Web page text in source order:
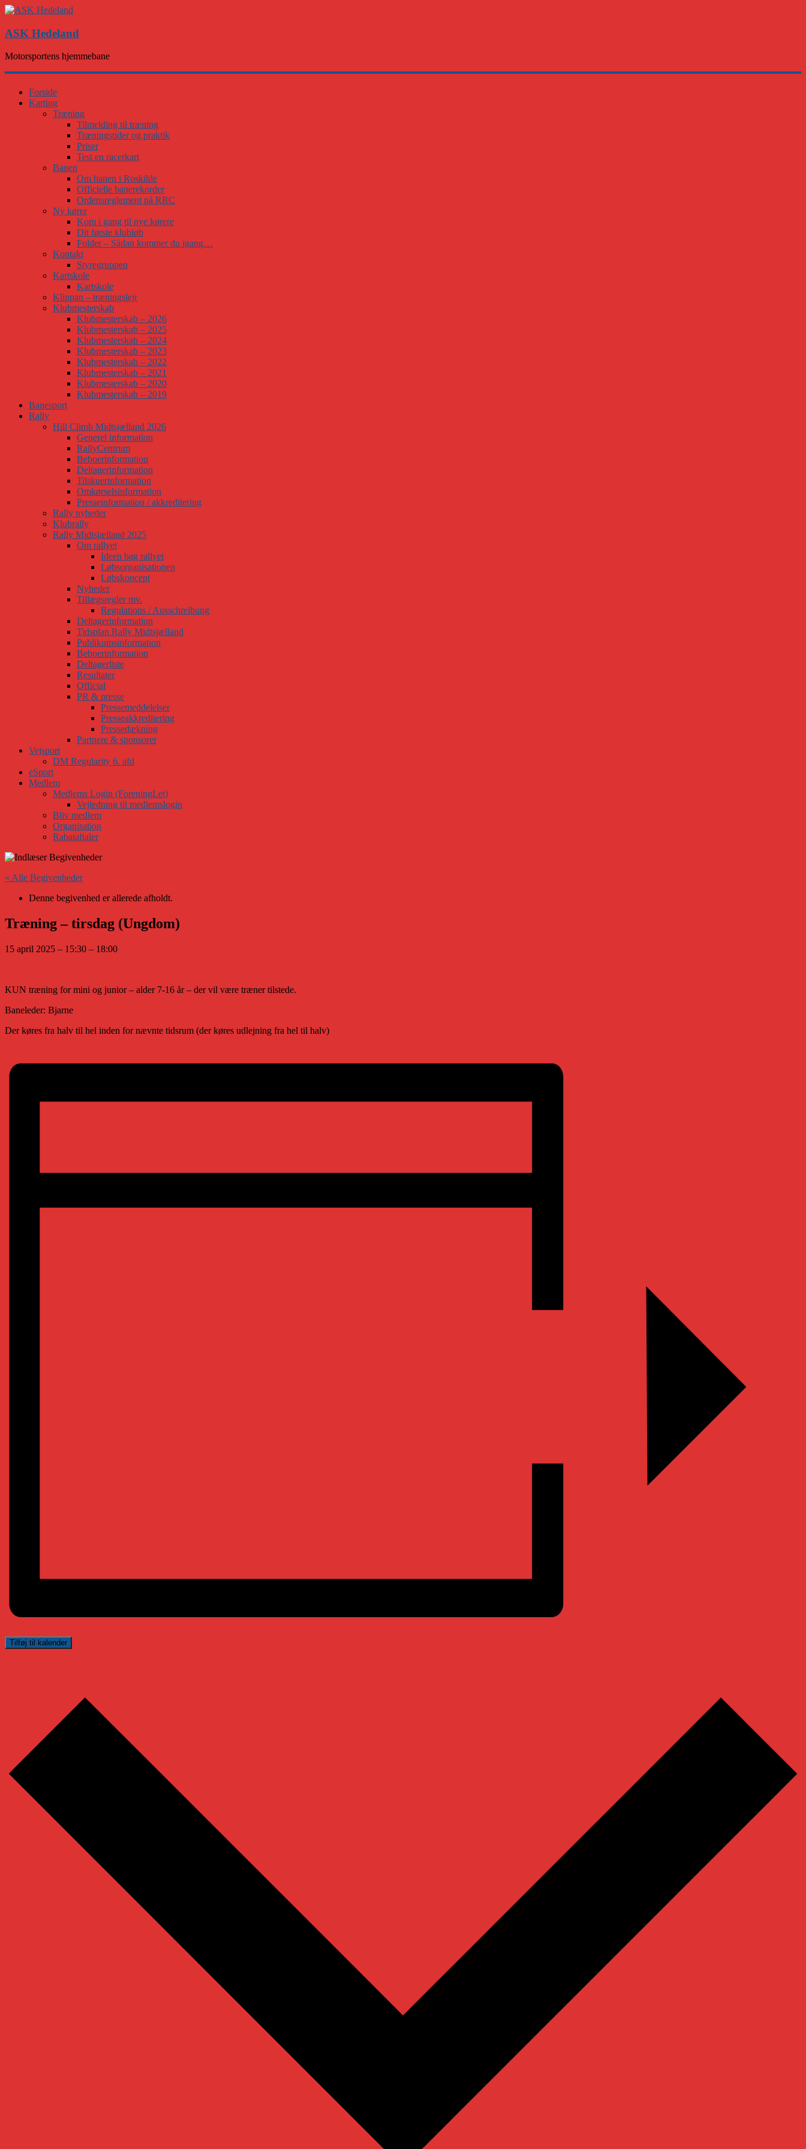
ASK Hedeland
Motorsportens hjemmebane
Forside
Karting
Træning
Tilmelding til træning
Træningstider og praktik
Priser
Test en racerkart
Banen
Om banen i Roskilde
Officielle banerekorder
Ordensreglement på RRC
Ny kører
Kom i gang til nye kørere
Dit første klubløb
Folder – Sådan kommer du igang…
Kontakt
Styregruppen
Kartskole
Kartskole
Klippan – træningslejr
Klubmesterskab
Klubmesterskab – 2026
Klubmesterskab – 2025
Klubmesterskab – 2024
Klubmesterskab – 2023
Klubmesterskab – 2022
Klubmesterskab – 2021
Klubmesterskab – 2020
Klubmesterskab – 2019
Banesport
Rally
Hill Climb Midtsjælland 2026
Generel information
RallyCentrum
Beboerinformation
Deltagerinformation
Tilskuerinformation
Omkørselsinformation
Presseinformation / akkreditering
Rally nyheder
Klubrally
Rally Midtsjælland 2025
Om rallyet
Ideen bag rallyet
Løbsorganisationen
Løbskoncept
Nyheder
Tillægsregler mv.
Regulations / Ausschreibung
Deltagerinformation
Tidsplan Rally Midtsjælland
Publikumsinformation
Beboerinformation
Deltagerliste
Resultater
Official
PR & presse
Pressemeddelelser
Presseakkreditering
Pressedækning
Partnere & sponsorer
Vejsport
DM Regularity 6. afd
eSport
Medlem
Medlems Login (ForeningLet)
Vejledning til medlemslogin
Bliv medlem
Organisation
Rabataftaler
« Alle Begivenheder
Denne begivenhed er allerede afholdt.
Træning – tirsdag (Ungdom)
15 april 2025 – 15:30 – 18:00
KUN træning for mini og junior – alder 7-16 år – der vil være træner tilstede.
Baneleder: Bjarne
Der køres fra halv til hel inden for nævnte tidsrum (der køres udlejning fra hel til halv)
Tilføj til kalender